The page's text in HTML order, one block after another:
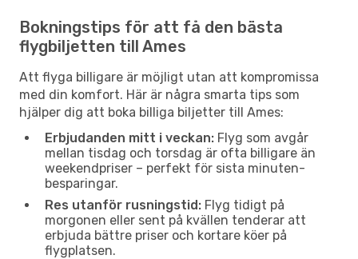
Bokningstips för att få den bästa
flygbiljetten till Ames
Att flyga billigare är möjligt utan att kompromissa
med din komfort. Här är några smarta tips som
hjälper dig att boka billiga biljetter till Ames:
Erbjudanden mitt i veckan: Flyg som avgår
mellan tisdag och torsdag är ofta billigare än
weekendpriser – perfekt för sista minuten-
besparingar.
Res utanför rusningstid: Flyg tidigt på
morgonen eller sent på kvällen tenderar att
erbjuda bättre priser och kortare köer på
flygplatsen.